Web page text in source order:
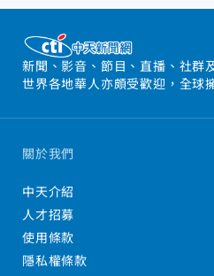
新聞、影音、節目、直播、社群
世界各地華人亦頗受歡迎，全球
關於我們
中天介紹
人才招募
使用條款
隱私權條款